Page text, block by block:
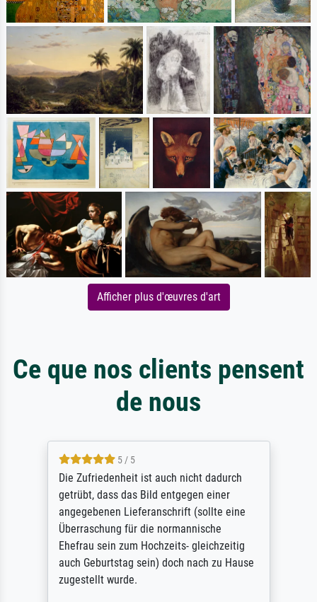
Afficher plus d'œuvres d'art
Ce que nos clients pensent
de nous
5 / 5
Die Zufriedenheit ist auch nicht dadurch
getrübt, dass das Bild entgegen einer
angegebenen Lieferanschrift (sollte eine
Überraschung für die normannische
Ehefrau sein zum Hochzeits- gleichzeitig
auch Geburtstag sein) doch nach zu Hause
zugestellt wurde.